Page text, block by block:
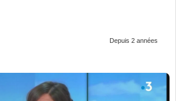
Depuis 2 années